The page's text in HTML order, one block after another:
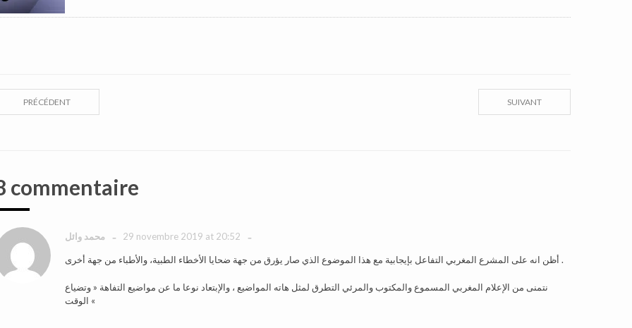
SUIVANT
PRÉCÉDENT
commentaire
محمد وائل - 29 novembre 2019 at 20:52 -
أظن انه على المشرع المغربي التفاعل بإيجابية مع هذا الموضوع الذي صار يؤرق من جهة ضحايا الأخطاء الطبية، والأطباء من جهة أخرى .
نتمنى من الإعلام المغربي المسموع والمكتوب والمرئي التطرق لمثل هاته المواضيع ، والإبتعاد نوعا ما عن مواضيع التفاهة « وتضياع
الوقت «